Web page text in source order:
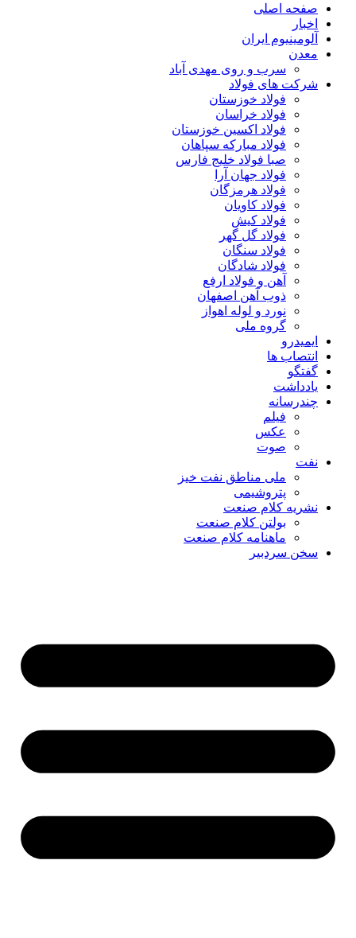
صفحه اصلی
اخبار
آلومینیوم ایران
معدن
سرب و روی مهدی آباد
شرکت های فولاد
فولاد خوزستان
فولاد خراسان
فولاد اکسین خوزستان
فولاد مبارکه سپاهان
صبا فولاد خلیج فارس
فولاد جهان آرا
فولاد هرمزگان
فولاد کاویان
فولاد کیش
فولاد گل گهر
فولاد سنگان
فولاد شادگان
آهن و فولاد ارفع
ذوب آهن اصفهان
نورد و لوله اهواز
گروه ملی
ایمیدرو
انتصاب ها
گفتگو
یادداشت
چندرسانه
فیلم
عکس
صوت
نفت
ملی مناطق نفت خیز
پتروشیمی
نشریه کلام صنعت
بولتن کلام صنعت
ماهنامه کلام صنعت
سخن سردبیر